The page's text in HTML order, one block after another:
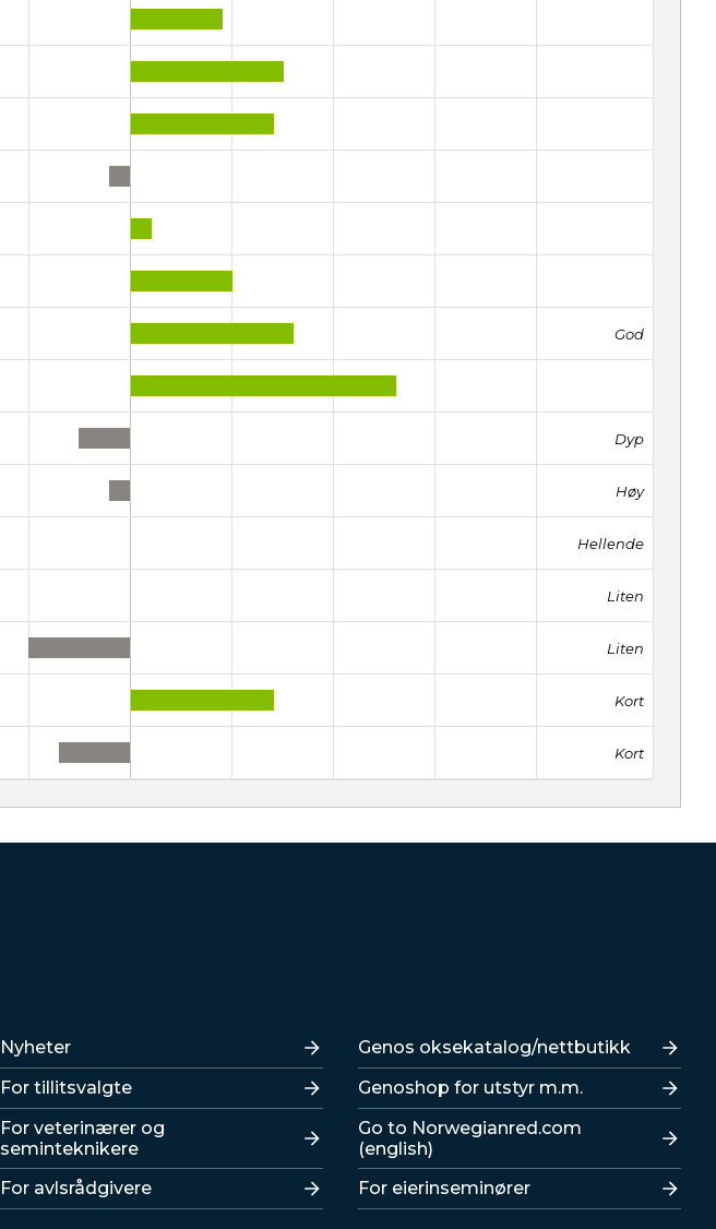
God
Dyp
Høy
Hellende
Liten
Liten
Kort
Kort
Lenker
Nyheter
For tillitsvalgte
For veterinærer og
seminteknikere
For avlsrådgivere
Lenker
Genos oksekatalog/nettbutikk
Genoshop for utstyr m.m.
Go to Norwegianred.com
(english)
For eierinseminører